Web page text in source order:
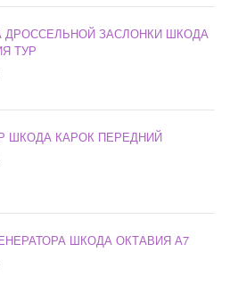
ДРОССЕЛЬНОЙ ЗАСЛОНКИ ШКОДА
ТУР
ШКОДА КАРОК ПЕРЕДНИЙ
ШКОДА ОКТАВИЯ А7